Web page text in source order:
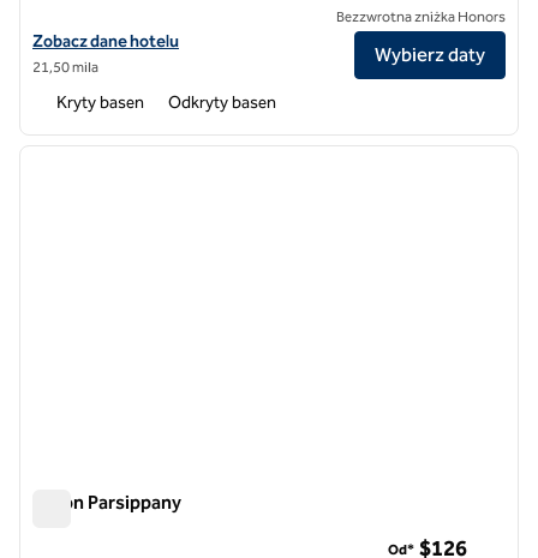
Zobacz szczegóły hotelu Hilton Short Hills
Zobacz dane hotelu
21,50 mila
Bezzwrotna zniżka Honors
Wybierz daty
Kryty basen Odkryty basen
1 z 12
Hilton Parsippany
Od* $126